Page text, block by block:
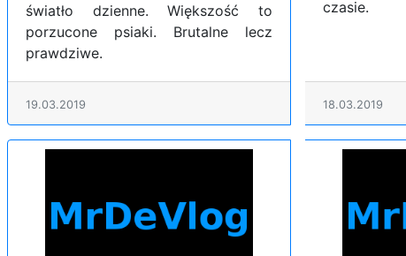
światło dzienne. Większość to
porzucone psiaki. Brutalne lecz
prawdziwe.
19.03.2019
czasie.
18.03.2019